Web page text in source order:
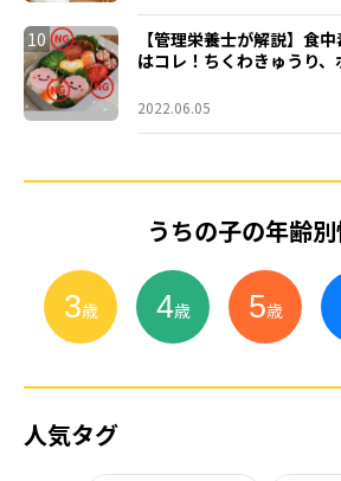
10
【管理栄養士が解説】食
はコレ！ちくわきゅうり、
2022.06.05
うちの子の年齢
3歳 4歳 5歳
人気タグ